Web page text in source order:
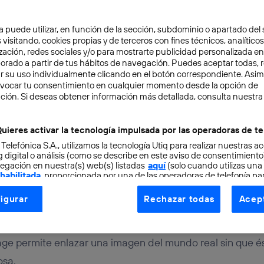
2 min
el sustituto de los QR
de estética
permite enlazar una imagen del mundo real sin que
puede utilizar, en función de la sección, subdominio o apartado del
visitando, cookies propias y de terceros con fines técnicos,
redes sociales y/o para mostrarte publicidad personalizada
a partir de tus hábitos de navegación. Puedes aceptar todas,
su uso individualmente clicando en el botón correspondiente.
tu consentimiento en cualquier momento desde la opción de
Si deseas obtener información más detallada, consulta nuestra
activar la tecnología impulsada por las operadoras de
S.A., utilizamos la tecnología Utiq para realizar nuestras
digital o análisis (como se describe en este aviso de
en nuestra(s) web(s) listadas aquí(solo cuando utilizas una
, proporcionada por una de las operadoras de telefonía
consentimiento en cada página web).
Utiq está diseñada con la privacidad como prioridad
dirección IP y otra información de la cuenta de cliente de
la conexión que utilizas (p. ej., número de teléfono móvil).
Rechazar todas